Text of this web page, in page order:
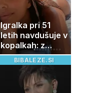
Igralka pri 51
letih navdušuje v
kopalkah: z
možem uživa v
romantičnem
poletju
BIBALEZE.SI